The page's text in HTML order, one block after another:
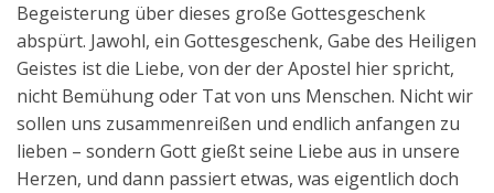
Begeisterung über dieses große Gottesgeschenk
abspürt. Jawohl, ein Gottesgeschenk, Gabe des Heiligen
Geistes ist die Liebe, von der der Apostel hier spricht,
nicht Bemühung oder Tat von uns Menschen. Nicht wir
sollen uns zusammenreißen und endlich anfangen zu
lieben – sondern Gott gießt seine Liebe aus in unsere
Herzen, und dann passiert etwas, was eigentlich doch